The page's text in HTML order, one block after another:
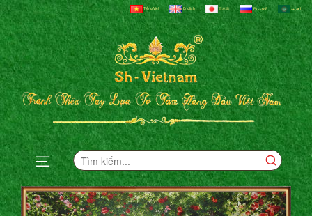
Tiếng Việt English 日本語 Русский العربية